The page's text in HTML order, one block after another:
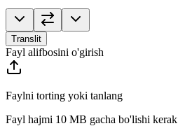
Translit
Fayl alifbosini o'girish
Faylni torting yoki tanlang
Fayl hajmi 10 MB gacha bo'lishi kerak